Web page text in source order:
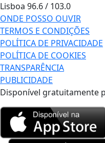
Lisboa 96.6 / 103.0
ONDE POSSO OUVIR
TERMOS E CONDIÇÕES
POLÍTICA DE PRIVACIDADE
POLÍTICA DE COOKIES
TRANSPARÊNCIA
PUBLICIDADE
Disponível gratuitamente